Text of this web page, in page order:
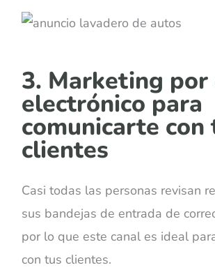
3. Marketing por
electrónico para
comunicarte con
clientes
Casi todas las personas revisan
sus bandejas de entrada de
por lo que este canal es ideal
con tus clientes.